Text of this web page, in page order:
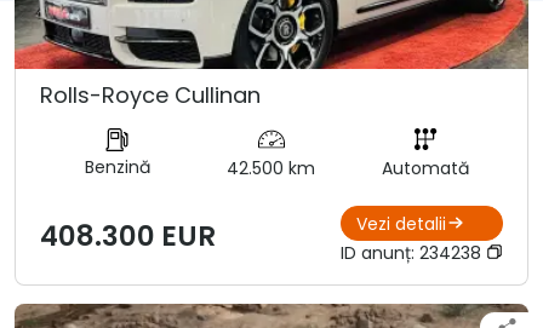
Contact
Rolls-Royce Cullinan
Benzină 42.500 km Automată
408.300 EUR
Vezi detalii
ID anunț: 234238